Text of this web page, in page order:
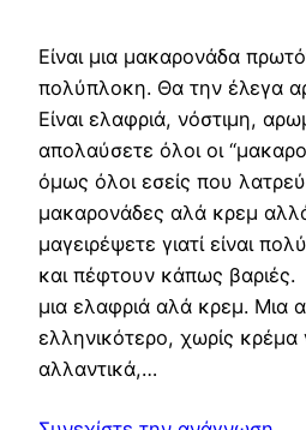
Είναι μια μακαρονάδα
πολύπλοκη. Θα την έλεγα
Είναι ελαφριά, νόστιμη,
απολαύσετε όλοι οι
όμως όλοι εσείς που
μακαρονάδες αλά κρεμ
μαγειρέψετε γιατί είναι
και πέφτουν κάπως
μια ελαφριά αλά κρεμ. Μια
ελληνικότερο, χωρίς κρέμα
αλλαντικά,…